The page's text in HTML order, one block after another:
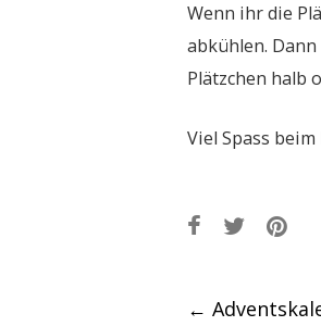
Wenn ihr die
abkühlen.
Plätzchen halb
Viel Spass
Post
←